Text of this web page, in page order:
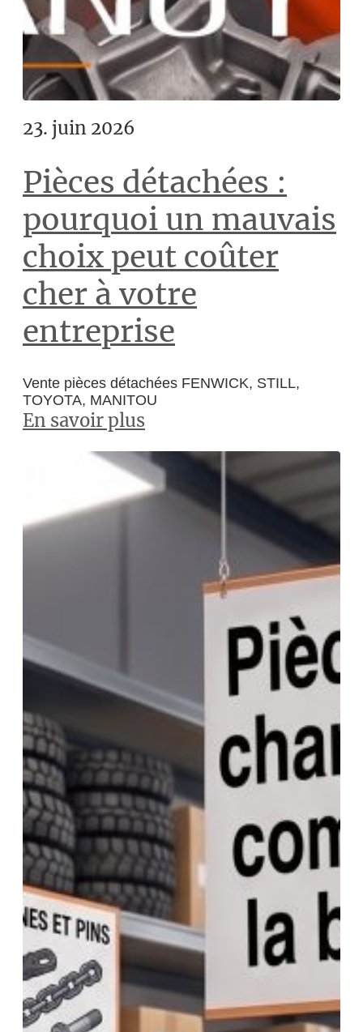
23. juin 2026
Pièces détachées :
pourquoi un mauvais
choix peut coûter
cher à votre
entreprise
Vente pièces détachées FENWICK, STILL,
TOYOTA, MANITOU
En savoir plus